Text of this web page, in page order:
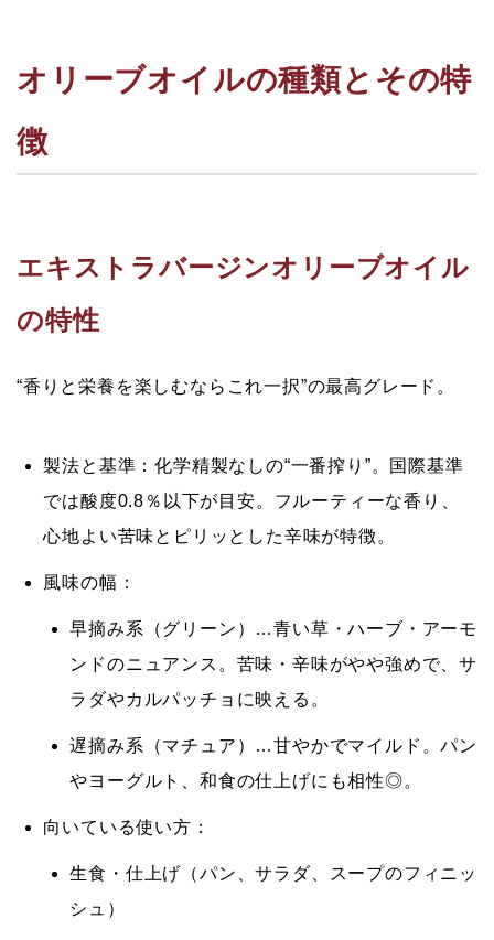
オリーブオイルの種類とその特
徴
エキストラバージンオリーブオイル
の特性
“香りと栄養を楽しむならこれ一択”の最高グレード。
製法と基準：化学精製なしの“一番搾り”。国際基準
では酸度0.8％以下が目安。フルーティーな香り、
心地よい苦味とピリッとした辛味が特徴。
風味の幅：
早摘み系（グリーン） …青い草・ハーブ・アーモ
ンドのニュアンス。苦味・辛味がやや強めで、サ
ラダやカルパッチョに映える。
遅摘み系（マチュア） …甘やかでマイルド。パン
やヨーグルト、和食の仕上げにも相性◎。
向いている使い方：
生食・仕上げ（パン、サラダ、スープのフィニッ
シュ）